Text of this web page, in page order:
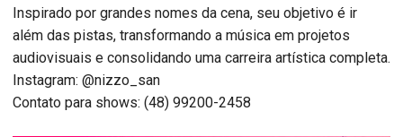
Inspirado por grandes nomes da cena, seu objetivo é ir
além das pistas, transformando a música em projetos
audiovisuais e consolidando uma carreira artística completa.
Instagram: @nizzo_san
Contato para shows: (48) 99200-2458